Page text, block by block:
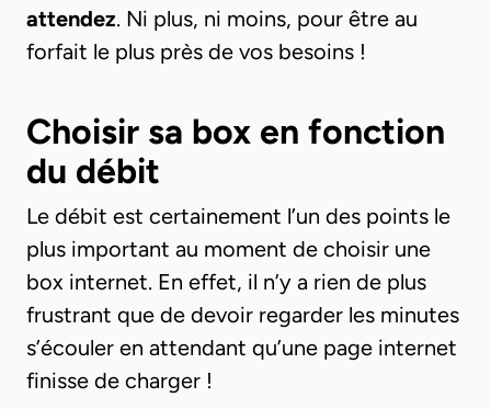
attendez. Ni plus, ni moins, pour être au
forfait le plus près de vos besoins !
Choisir sa box en fonction
du débit
Le débit est certainement l’un des points le
plus important au moment de choisir une
box internet. En effet, il n’y a rien de plus
frustrant que de devoir regarder les minutes
s’écouler en attendant qu’une page internet
finisse de charger !